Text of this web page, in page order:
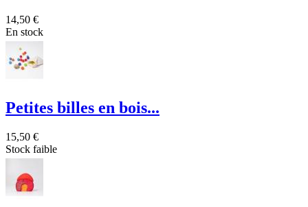
14,50 €
En stock
Petites billes en bois...
15,50 €
Stock faible